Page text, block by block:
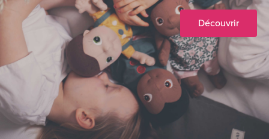
Découvrir